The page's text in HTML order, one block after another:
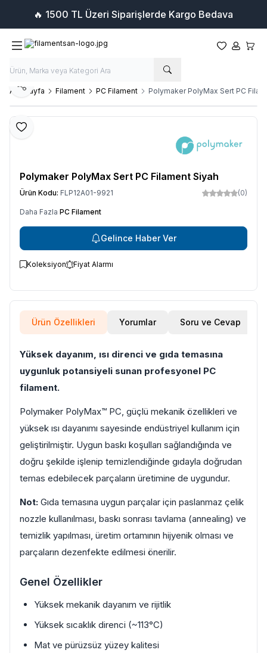
🔥 1500 TL Üzeri Siparişlerde Kargo Bedava
Favorilerim
Hesabım
Ana Sayfa Filament PC Filament Polymaker PolyMax Sert PC
Favoriye Ekle
Paylaş
Polymaker PolyMax Sert PC Filament Siyah
Ürün Kodu: FLP12A01-9921 (0)
Daha Fazla PC Filament
Gelince Haber Ver
Koleksiyon Fiyat Alarmı
Ürün Özellikleri Yorumlar Soru ve Cevap
Yüksek dayanım, ısı direnci ve gıda temasına
uygunluk potansiyeli sunan profesyonel PC
filament.
Polymaker PolyMax™ PC, güçlü mekanik özellikleri ve
yüksek ısı dayanımı sayesinde endüstriyel kullanım için
geliştirilmiştir. Uygun baskı koşulları sağlandığında ve
doğru şekilde işlenip temizlendiğinde gıdayla doğrudan
temas edebilecek parçaların üretimine de uygundur.
Not: Gıda temasına uygun parçalar için paslanmaz çelik
nozzle kullanılması, baskı sonrası tavlama (annealing) ve
temizlik yapılması, üretim ortamının hijyenik olması ve
parçaların dezenfekte edilmesi önerilir.
Genel Özellikler
Yüksek mekanik dayanım ve rijitlik
Yüksek sıcaklık direnci (~113°C)
Mat ve pürüzsüz yüzey kalitesi